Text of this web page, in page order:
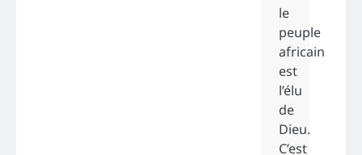
le
peuple
africain
est
l’élu
de
Dieu.
C’est